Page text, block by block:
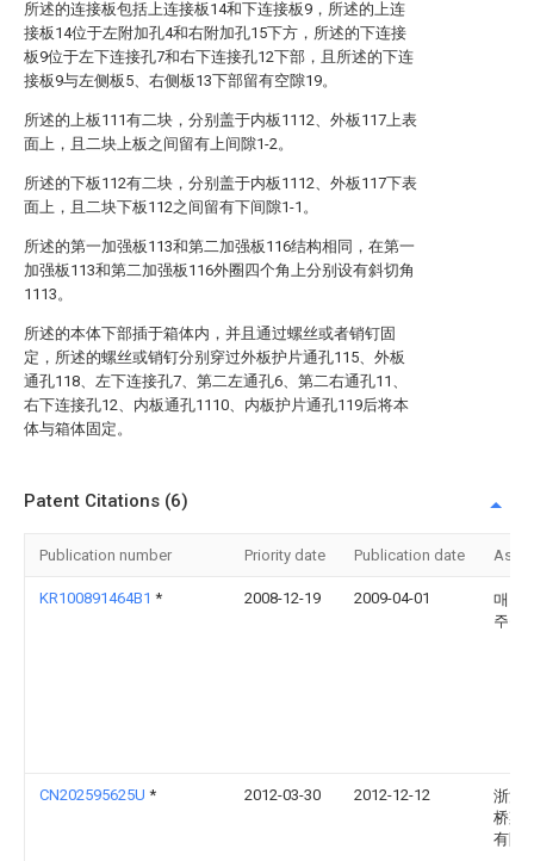
所述的连接板包括上连接板14和下连接板9，所述的上连
接板14位于左附加孔4和右附加孔15下方，所述的下连接
板9位于左下连接孔7和右下连接孔12下部，且所述的下连
接板9与左侧板5、右侧板13下部留有空隙19。
所述的上板111有二块，分别盖于内板1112、外板117上表
面上，且二块上板之间留有上间隙1-2。
所述的下板112有二块，分别盖于内板1112、外板117下表
面上，且二块下板112之间留有下间隙1-1。
所述的第一加强板113和第二加强板116结构相同，在第一
加强板113和第二加强板116外圈四个角上分别设有斜切角
1113。
所述的本体下部插于箱体内，并且通过螺丝或者销钉固
定，所述的螺丝或销钉分别穿过外板护片通孔115、外板
通孔118、左下连接孔7、第二左通孔6、第二右通孔11、
右下连接孔12、内板通孔1110、内板护片通孔119后将本
体与箱体固定。
Patent Citations (6)
Publication number Priority date Publication date
KR100891464B1 * 2008-12-19 2009-04-01
매크
주식
CN202595625U * 2012-03-30 2012-12-12
浙江
桥梁
有限